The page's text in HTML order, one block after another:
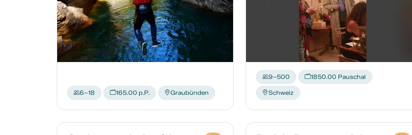
6–18 165.00 p.P. Graubünden
9–500 1850.00 Pauschal
Schweiz